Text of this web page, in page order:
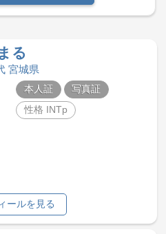
まる
宮城県
本人証
写真証
性格 INTp
ールを見る